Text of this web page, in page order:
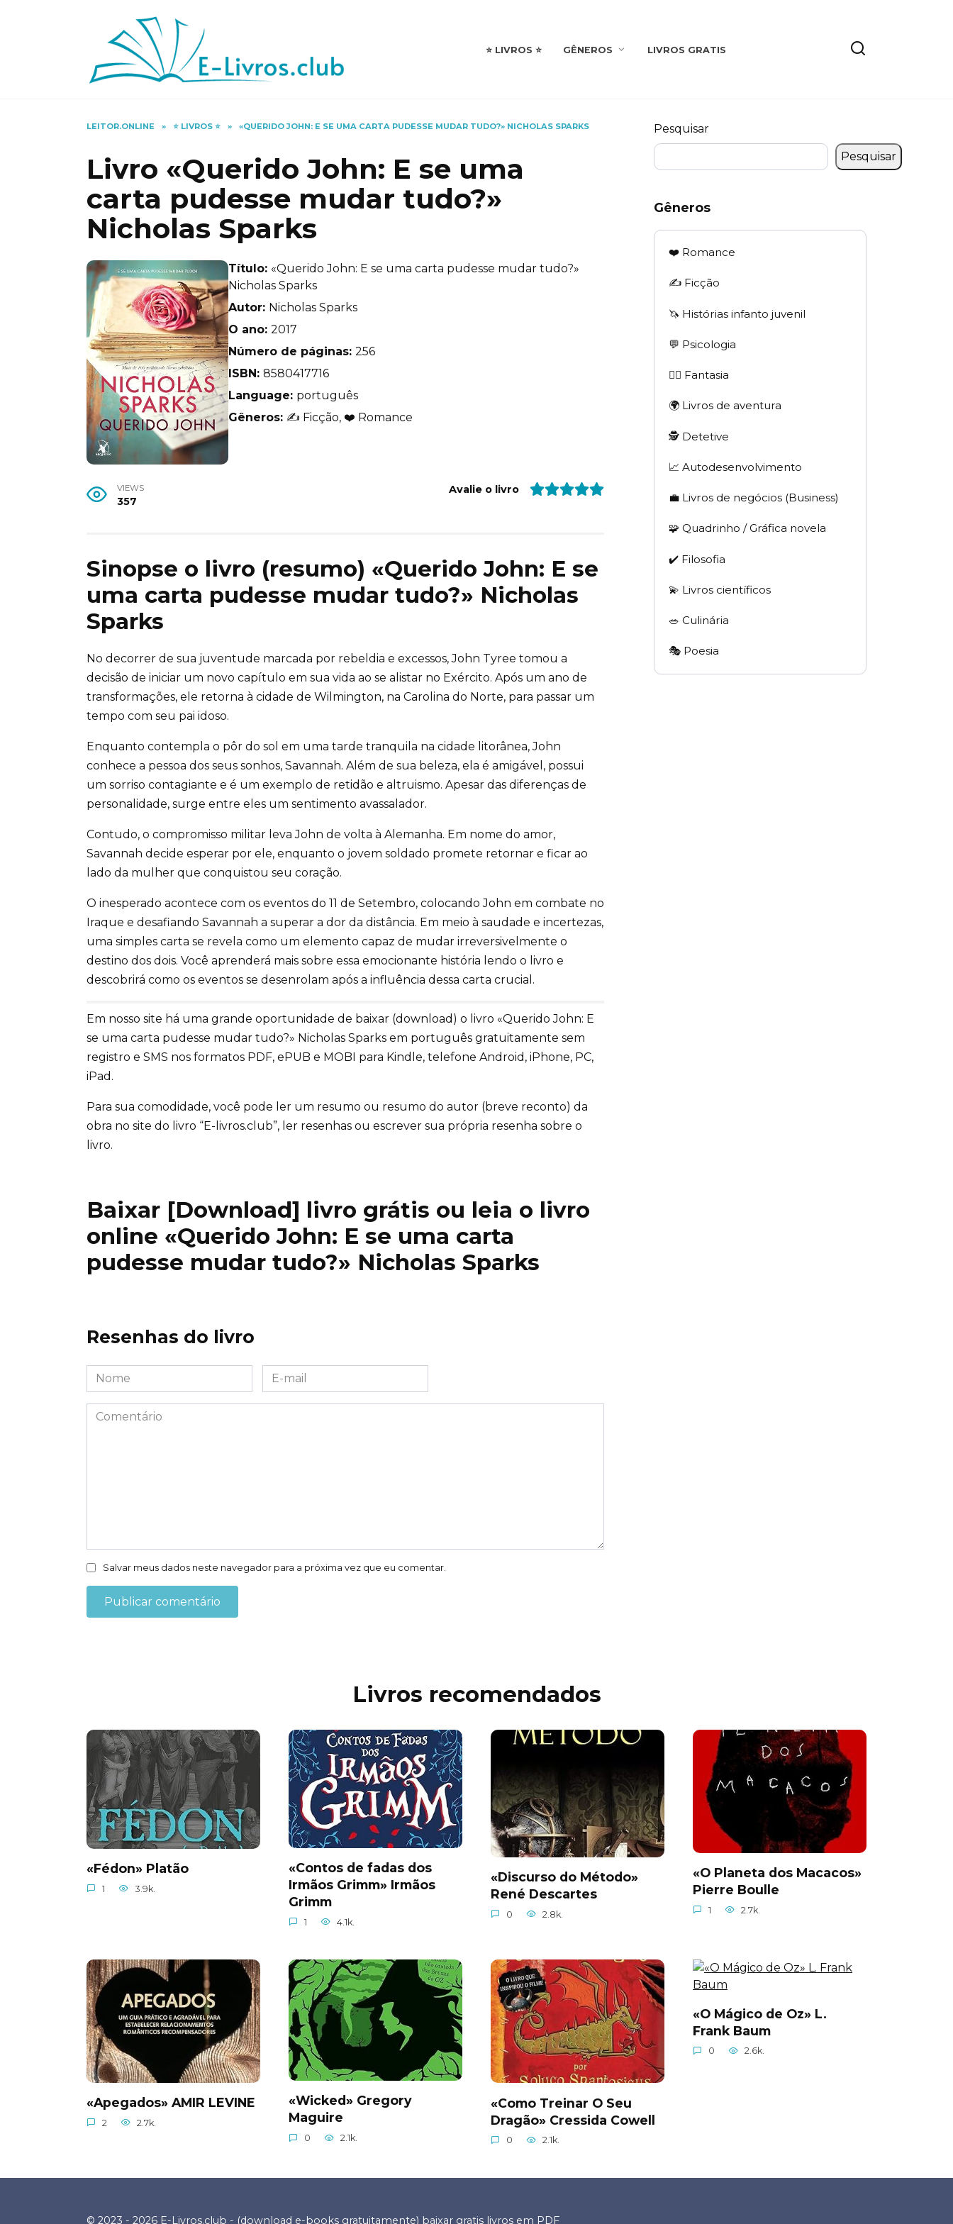
⭐️ LIVROS ⭐️ GÊNEROS LIVROS GRATIS
LEITOR.ONLINE » ⭐️ LIVROS ⭐️ » «QUERIDO JOHN: E SE UMA CARTA PUDESSE MUDAR TUDO?» NICHOLAS SPARKS
Livro «Querido John: E se uma
carta pudesse mudar tudo?»
Nicholas Sparks
Título: «Querido John: E se uma carta pudesse mudar tudo?»
Nicholas Sparks
Autor: Nicholas Sparks
O ano: 2017
Número de páginas: 256
ISBN: 8580417716
Language: português
Gêneros: ✍️ Ficção, ❤️ Romance
VIEWS
357
Avalie o livro
Sinopse o livro (resumo) «Querido John: E se
uma carta pudesse mudar tudo?» Nicholas
Sparks
No decorrer de sua juventude marcada por rebeldia e excessos, John Tyree tomou a
decisão de iniciar um novo capítulo em sua vida ao se alistar no Exército. Após um ano de
transformações, ele retorna à cidade de Wilmington, na Carolina do Norte, para passar um
tempo com seu pai idoso.
Enquanto contempla o pôr do sol em uma tarde tranquila na cidade litorânea, John
conhece a pessoa dos seus sonhos, Savannah. Além de sua beleza, ela é amigável, possui
um sorriso contagiante e é um exemplo de retidão e altruismo. Apesar das diferenças de
personalidade, surge entre eles um sentimento avassalador.
Contudo, o compromisso militar leva John de volta à Alemanha. Em nome do amor,
Savannah decide esperar por ele, enquanto o jovem soldado promete retornar e ficar ao
lado da mulher que conquistou seu coração.
O inesperado acontece com os eventos do 11 de Setembro, colocando John em combate no
Iraque e desafiando Savannah a superar a dor da distância. Em meio à saudade e incertezas,
uma simples carta se revela como um elemento capaz de mudar irreversivelmente o
destino dos dois. Você aprenderá mais sobre essa emocionante história lendo o livro e
descobrirá como os eventos se desenrolam após a influência dessa carta crucial.
Em nosso site há uma grande oportunidade de baixar (download) o livro «Querido John: E
se uma carta pudesse mudar tudo?» Nicholas Sparks em português gratuitamente sem
registro e SMS nos formatos PDF, ePUB e MOBI para Kindle, telefone Android, iPhone, PC,
iPad.
Para sua comodidade, você pode ler um resumo ou resumo do autor (breve reconto) da
obra no site do livro “E-livros.club”, ler resenhas ou escrever sua própria resenha sobre o
livro.
Baixar [Download] livro grátis ou leia o livro
online «Querido John: E se uma carta
pudesse mudar tudo?» Nicholas Sparks
Resenhas do livro
Nome
*
E-
mail
*
Comentário
Salvar meus dados neste navegador para a próxima vez que eu comentar.
Pesquisar
Pesquisar
Gêneros
❤️ Romance
✍️ Ficção
🦄 Histórias infanto juvenil
💬 Psicologia
🧙‍♂️ Fantasia
🌍 Livros de aventura
🕵 Detetive
📈 Autodesenvolvimento
💼 Livros de negócios (Business)
🧩 Quadrinho / Gráfica novela
✔️ Filosofia
💫 Livros científicos
🥗 Culinária
🎭 Poesia
Livros recomendados
«Fédon» Platão
1 3.9k.
«Contos de fadas dos
Irmãos Grimm» Irmãos
Grimm
1 4.1k.
«Discurso do Método»
René Descartes
0 2.8k.
«O Planeta dos Macacos»
Pierre Boulle
1 2.7k.
«Apegados» AMIR LEVINE
2 2.7k.
«Wicked» Gregory
Maguire
0 2.1k.
«Como Treinar O Seu
Dragão» Cressida Cowell
0 2.1k.
«O Mágico de Oz» L.
Frank Baum
0 2.6k.
© 2023 - 2026 E-Livros.club - (download e-books gratuitamente) baixar gratis livros em PDF